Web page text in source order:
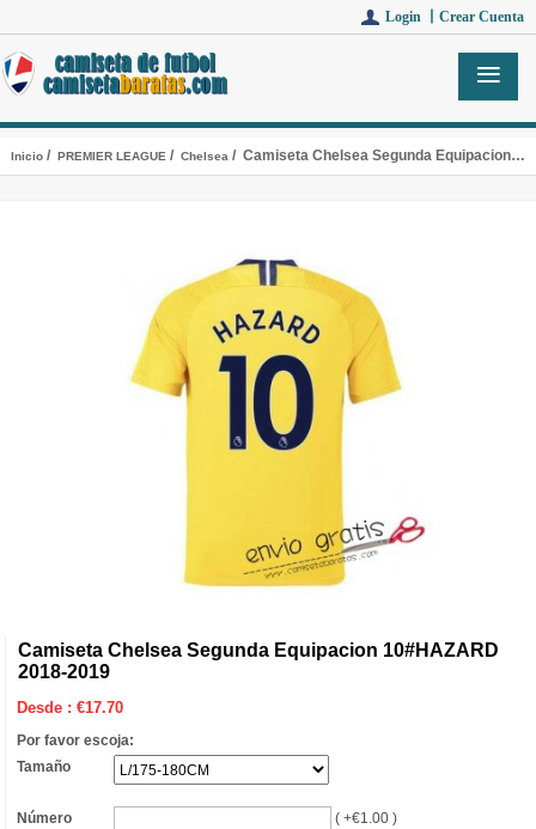
Login 丨 Crear Cuenta
Inicio/ PREMIER LEAGUE/ Chelsea/ Camiseta Chelsea Segunda Equipacion 10#HAZARD 2018-2019
Camiseta Chelsea Segunda Equipacion 10#HAZARD
2018-2019
Desde :€17.70
Por favor escoja:
Tamaño
Número ( +€1.00 )